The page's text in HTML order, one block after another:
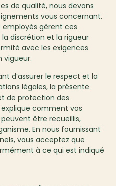
de qualité, nous devons
vous concernant.
employés gèrent ces
discrétion et la rigueur
avec les exigences
vigueur.
d’assurer le respect et la
légales, la présente
de protection des
comment vos
être recueillis,
En nous fournissant
vous acceptez que
à ce qui est indiqué